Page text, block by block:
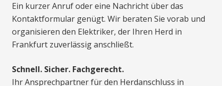
Ein kurzer Anruf oder eine Nachricht über das
Kontaktformular genügt. Wir beraten Sie vorab und
organisieren den Elektriker, der Ihren Herd in
Frankfurt zuverlässig anschließt.
Schnell. Sicher. Fachgerecht.
Ihr Ansprechpartner für den Herdanschluss in